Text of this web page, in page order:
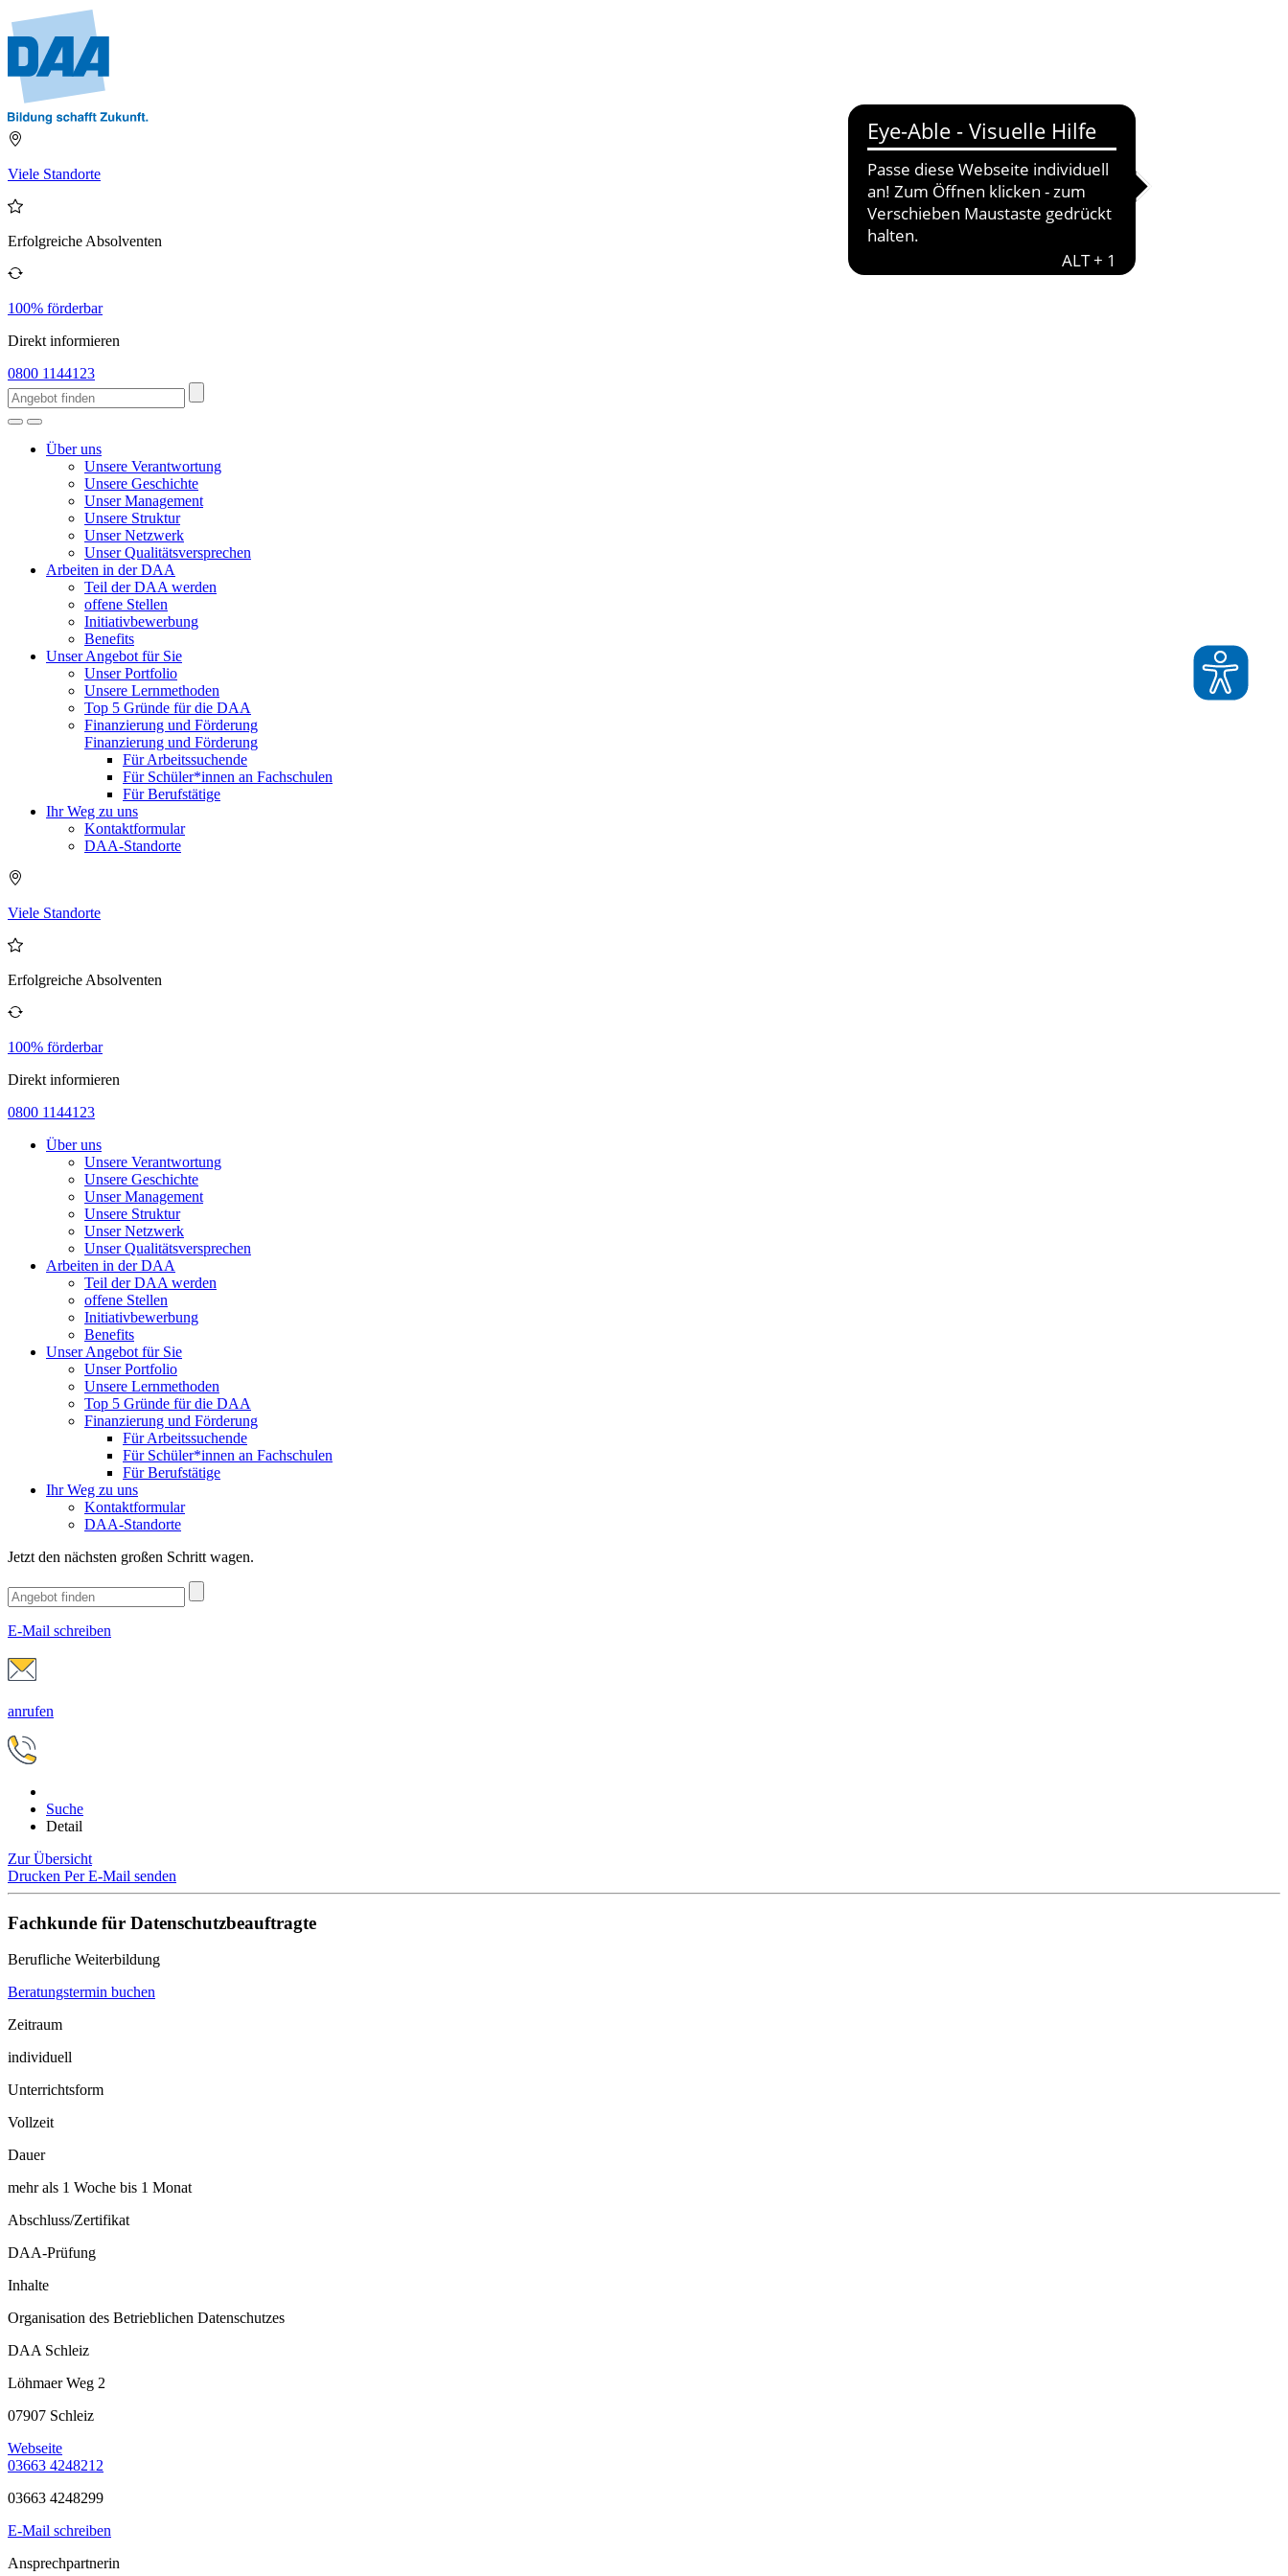
Viele Standorte
Erfolgreiche Absolventen
100% förderbar
Direkt informieren
0800 1144123
Über uns
Unsere Verantwortung
Unsere Geschichte
Unser Management
Unsere Struktur
Unser Netzwerk
Unser Qualitätsversprechen
Arbeiten in der DAA
Teil der DAA werden
offene Stellen
Initiativbewerbung
Benefits
Unser Angebot für Sie
Unser Portfolio
Unsere Lernmethoden
Top 5 Gründe für die DAA
Finanzierung und Förderung
Finanzierung und Förderung
Für Arbeitssuchende
Für Schüler*innen an Fachschulen
Für Berufstätige
Ihr Weg zu uns
Kontaktformular
DAA-Standorte
Viele Standorte
Erfolgreiche Absolventen
100% förderbar
Direkt informieren
0800 1144123
Über uns
Unsere Verantwortung
Unsere Geschichte
Unser Management
Unsere Struktur
Unser Netzwerk
Unser Qualitätsversprechen
Arbeiten in der DAA
Teil der DAA werden
offene Stellen
Initiativbewerbung
Benefits
Unser Angebot für Sie
Unser Portfolio
Unsere Lernmethoden
Top 5 Gründe für die DAA
Finanzierung und Förderung
Für Arbeitssuchende
Für Schüler*innen an Fachschulen
Für Berufstätige
Ihr Weg zu uns
Kontaktformular
DAA-Standorte
Jetzt den nächsten großen Schritt wagen.
E-Mail schreiben
anrufen
Suche
Detail
Zur Übersicht
Drucken Per E-Mail senden
Fachkunde für Datenschutzbeauftragte
Berufliche Weiterbildung
Beratungstermin buchen
Zeitraum
individuell
Unterrichtsform
Vollzeit
Dauer
mehr als 1 Woche bis 1 Monat
Abschluss/Zertifikat
DAA-Prüfung
Inhalte
Organisation des Betrieblichen Datenschutzes
DAA Schleiz
Löhmaer Weg 2
07907 Schleiz
Webseite
03663 4248212
03663 4248299
E-Mail schreiben
Ansprechpartnerin